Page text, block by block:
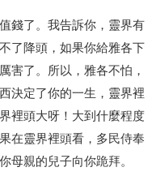
錢了。我告訴你，靈界有
了降頭，如果你給雅各下
害了。所以，雅各不怕，
決定了你的一生，靈界裡
裡頭大呀！大到什麼程度
在靈界裡頭看，多民侍奉
母親的兒子向你跪拜。